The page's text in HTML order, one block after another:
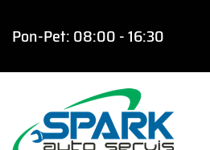
Pon-Pet: 08:00 - 16:30